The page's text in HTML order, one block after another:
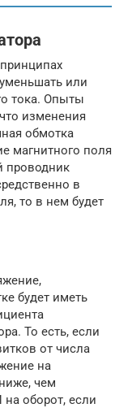
или
тока. Опыты
изменения
обмотка
магнитного поля
проводник
в
то в нем будет
будет иметь
То есть, если
от числа
на
чем
оборот, если